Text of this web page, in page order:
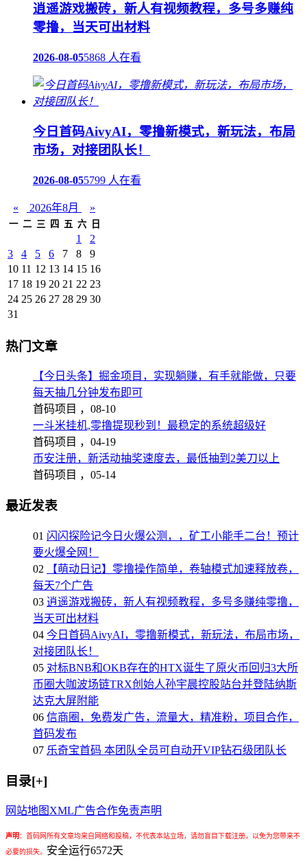
逍遥游戏搬砖，新人有视频教程，多号多赚纯
零撸，当天可出材料
2026-08-055868 人在看
今日首码AivyAI，零撸新模式，新玩法，布局
市场，对接团队长！
2026-08-055799 人在看
« 2026年8月 »
一 二 三 四 五 六 日
1
2
3
4 5 6 7 8
9
10 11 12 13 14 15 16
17 18 19 20 21 22 23
24 25 26 27 28 29 30
31
热门文章
【今日头条】掘金项目，实现躺赚，有手就能做，只要
每天抽几分钟发布即可
首码项目 ， 08-10
一斗米挂机,零撸提现秒到！最稳定的系统超级好
首码项目 ， 04-19
币安注册，新活动抽奖速度去，最低抽到2美刀以上
首码项目 ， 05-14
最近发表
01 闪闪探险记今日火爆公测，，矿工小能手二台！预计
要火爆全网！
02
【萌动日记】零撸操作简单，卷轴模式加速释放卷，
每天7个广告
03 逍遥游戏搬砖，新人有视频教程，多号多赚纯零撸，
当天可出材料
04 今日首码AivyAI，零撸新模式，新玩法，布局市场，
对接团队长！
05 对标BNB和OKB存在的HTX诞生了原火币回归3大所
币圈大咖波场链TRX创始人孙宇晨控股站台并登陆纳斯
达克大屏附能
06 信商圈，免费发广告，流量大，精准粉，项目合作，
首码发布
07 乐奇宝首码 本团队全员可自动开VIP钻石级团队长
目录[+]
网站地图 XML广告合作免责声明
声明： 首码网所有文章均来自网络和投稿，不代表本站立场，请勿盲目下载注册，以免为您带来不
必要的损失。 安全运行6572天